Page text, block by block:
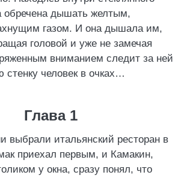
обречена дышать желтым,
газом. И она дышала им,
головой и уже не замечая
вниманием следит за ней
стенку человек в очках…
Глава 1
выбрали итальянский ресторан в
приехал первым, и Камакин,
у окна, сразу понял, что